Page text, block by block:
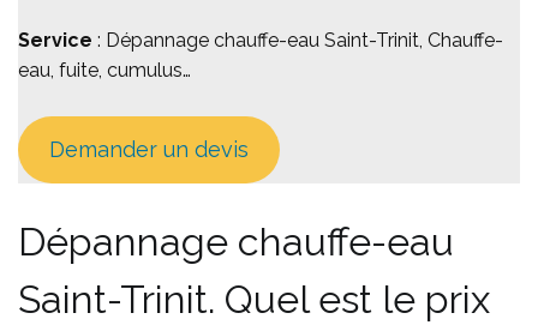
Service : Dépannage chauffe-eau Saint-Trinit, Chauffe-
eau, fuite, cumulus…
Demander un devis
Dépannage chauffe-eau
Saint-Trinit. Quel est le prix